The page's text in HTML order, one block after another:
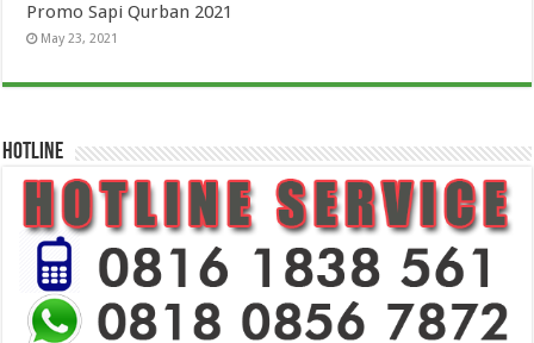
Promo Sapi Qurban 2021
May 23, 2021
HOTLINE